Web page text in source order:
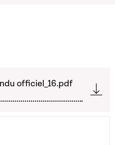
officiel_16.pdf